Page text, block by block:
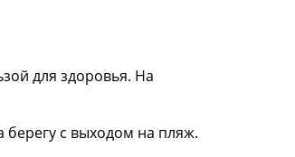
для здоровья. На
берегу с выходом на пляж.